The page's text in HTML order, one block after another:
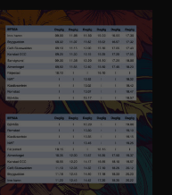
förbättra
hemsidans
funktionalitet
och
uppbyggnad,
baserat på
hur
hemsidan
används.